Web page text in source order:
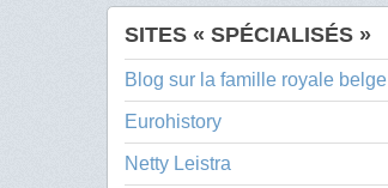
SITES « SPÉCIALISÉS »
Blog sur la famille royale belge
Eurohistory
Netty Leistra